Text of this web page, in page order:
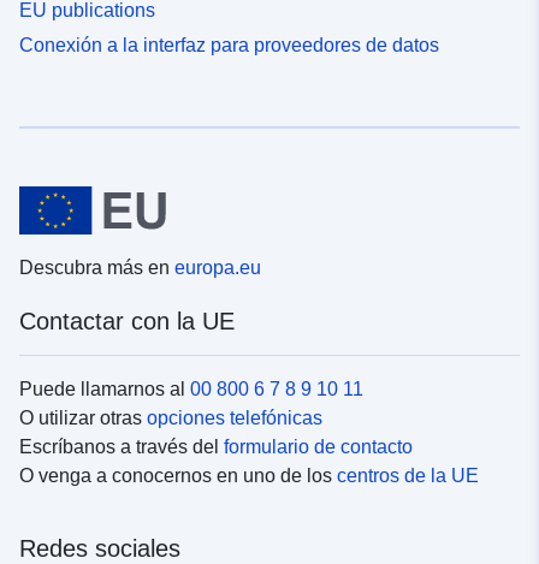
EU publications
Conexión a la interfaz para proveedores de datos
Descubra más en europa.eu
Contactar con la UE
Puede llamarnos al 00 800 6 7 8 9 10 11
O utilizar otras opciones telefónicas
Escríbanos a través del formulario de contacto
O venga a conocernos en uno de los centros de la UE
Redes sociales